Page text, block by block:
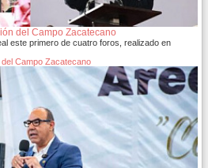
del Campo Zacatecano
este primero de cuatro foros, realizado en
Campo Zacatecano